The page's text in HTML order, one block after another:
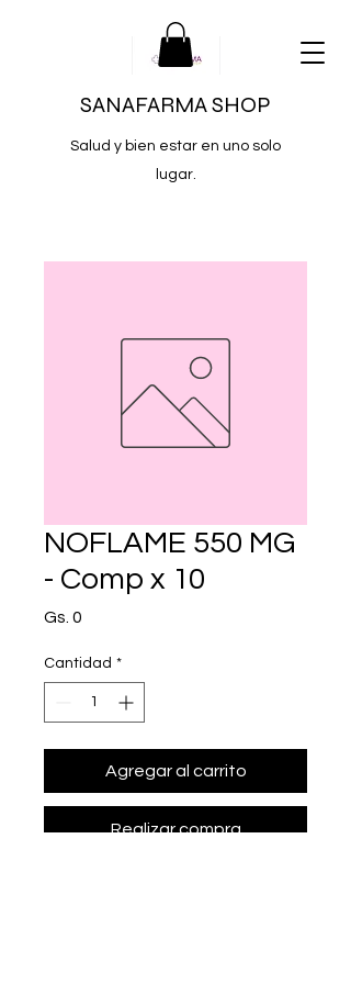
SANAFARMA SHOP
Salud y bien estar en uno solo
lugar.
NOFLAME 550 MG
- Comp x 10
Gs. 0
Cantidad *
Agregar al carrito
Realizar compra